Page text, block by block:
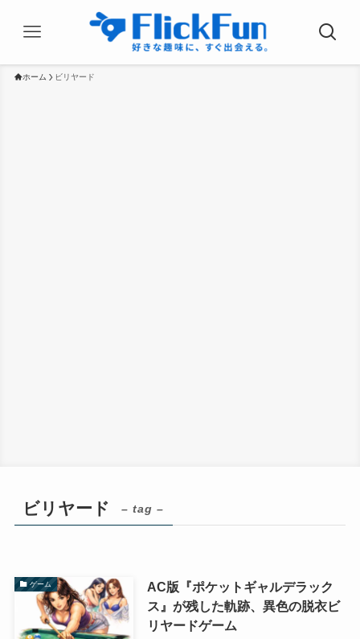
ホーム ビリヤード
ビリヤード – tag –
ゲーム
AC版『ポケットギャルデラック
ス』が残した軌跡、異色の脱衣ビ
リヤードゲーム